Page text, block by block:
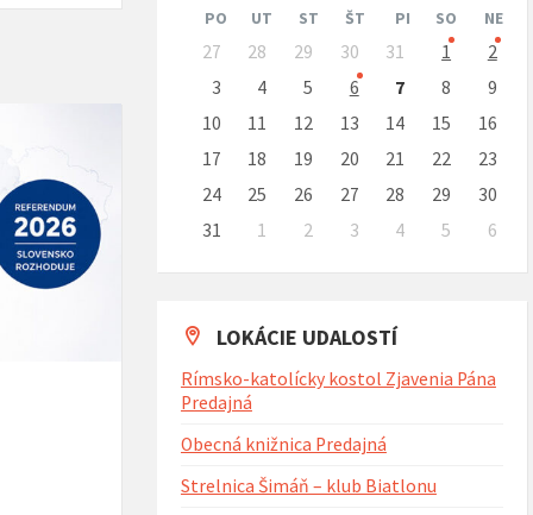
mesiac
PO UT ST ŠT PI SO NE
Preskočit
kalendárne
27 28 29 30 31 1
2
3
4 5 6 7 8
9
10
11 12 13 14 15
16
17
18 19 20 21 22
23
24
25 26 27 28 29
30
31
1 2 3 4 5
6
na
dni
LOKÁCIE UDALOSTÍ
Rímsko-katolícky kostol Zjavenia Pána
Predajná
Obecná knižnica Predajná
Strelnica Šimáň – klub Biatlonu